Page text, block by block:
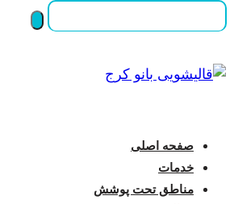
صفحه اصلی
خدمات
مناطق تحت پوشش